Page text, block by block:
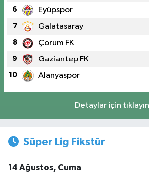
6 Eyüpspor
7 Galatasaray
8 Çorum FK
9 Gaziantep FK
10 Alanyaspor
Detaylar için tıklayın
Süper Lig Fikstür
14 Ağustos, Cuma